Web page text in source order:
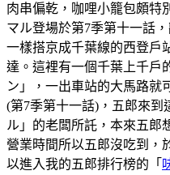
肉串偏乾，咖哩小籠包頗特
マル登場於第7季第十一話
一樣搭京成千葉線的西登戶
達。這裡有一個千葉上千戶
ン」，一出車站的大馬路就
(第7季第十一話)，五郎來到
ル」的老闆所託，本來五郎
營業時間所以五郎沒吃到，
以進入我的五郎排行榜的「